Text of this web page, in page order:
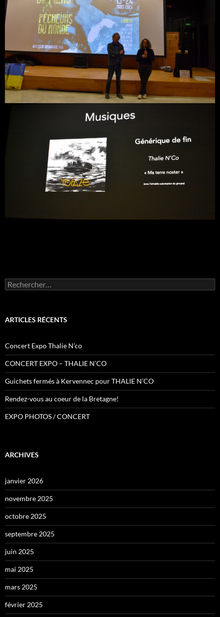
Rechercher :
ARTICLES RÉCENTS
Concert Expo Thalie N’co
CONCERT EXPO – THALIE N’CO
Guichets fermés à Kervennec pour THALIE N’CO
Rendez-vous au coeur de la Bretagne!
EXPO PHOTOS / CONCERT
ARCHIVES
janvier 2026
novembre 2025
octobre 2025
septembre 2025
juin 2025
mai 2025
mars 2025
février 2025